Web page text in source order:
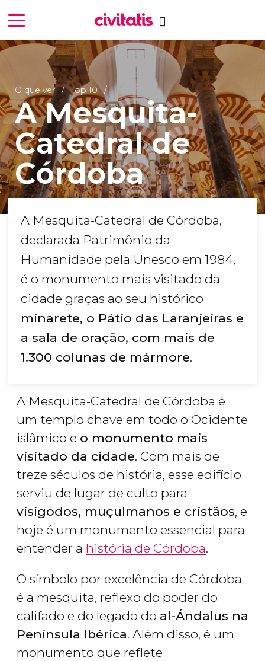
O que ver Top 10
A Mesquita-
Catedral de
Córdoba
A Mesquita-Catedral de Córdoba,
declarada Patrimônio da
Humanidade pela Unesco em 1984,
é o monumento mais visitado da
cidade graças ao seu histórico
minarete, o Pátio das Laranjeiras e
a sala de oração, com mais de
1.300 colunas de mármore.
A Mesquita-Catedral de Córdoba é
um templo chave em todo o Ocidente
islâmico e o monumento mais
visitado da cidade. Com mais de
treze séculos de história, esse edifício
serviu de lugar de culto para
visigodos, muçulmanos e cristãos, e
hoje é um monumento essencial para
entender a história de Córdoba.
O símbolo por excelência de Córdoba
é a mesquita, reflexo do poder do
califado e do legado do al-Ándalus na
Península Ibérica. Além disso, é um
monumento que reflete